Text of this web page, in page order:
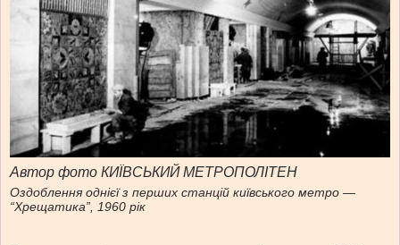
Автор фото КИЇВСЬКИЙ МЕТРОПОЛІТЕН
Оздоблення однієї з перших станцій київського метро —
“Хрещатика”, 1960 рік